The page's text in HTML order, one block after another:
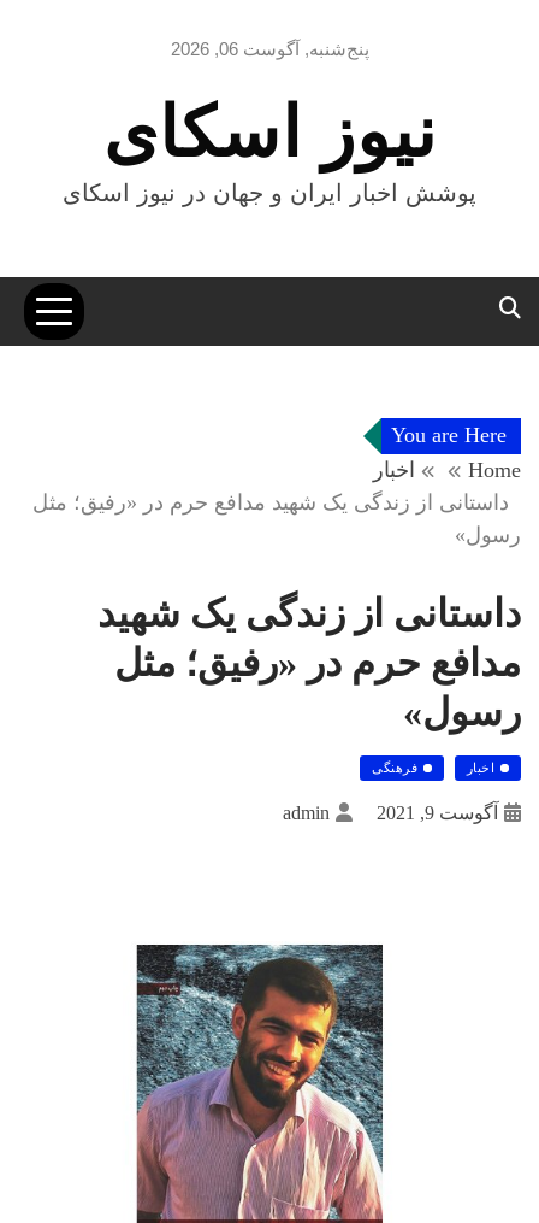
پنج‌شنبه, آگوست 06, 2026
نیوز اسکای
پوشش اخبار ایران و جهان در نیوز اسکای
You are Here
Home
اخبار
داستانی از زندگی یک شهید مدافع حرم در «رفیق؛ مثل
رسول»
داستانی از زندگی یک شهید
مدافع حرم در «رفیق؛ مثل
رسول»
اخبار فرهنگی
آگوست 9, 2021 admin